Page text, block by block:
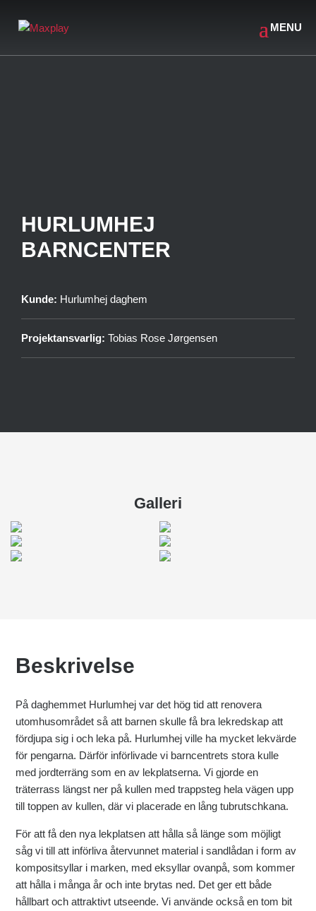
HURLUMHEJ
BARNCENTER
Kunde: Hurlumhej daghem
Projektansvarlig: Tobias Rose Jørgensen
Galleri
Beskrivelse
På daghemmet Hurlumhej var det hög tid att renovera
utomhusområdet så att barnen skulle få bra lekredskap att
fördjupa sig i och leka på. Hurlumhej ville ha mycket lekvärde
för pengarna. Därför införlivade vi barncentrets stora kulle
med jordterräng som en av lekplatserna. Vi gjorde en
träterrass längst ner på kullen med trappsteg hela vägen upp
till toppen av kullen, där vi placerade en lång tubrutschkana.
För att få den nya lekplatsen att hålla så länge som möjligt
såg vi till att införliva återvunnet material i sandlådan i form av
kompositsyllar i marken, med eksyllar ovanpå, som kommer
att hålla i många år och inte brytas ned. Det ger ett både
hållbart och attraktivt utseende. Vi använde också en tom bit